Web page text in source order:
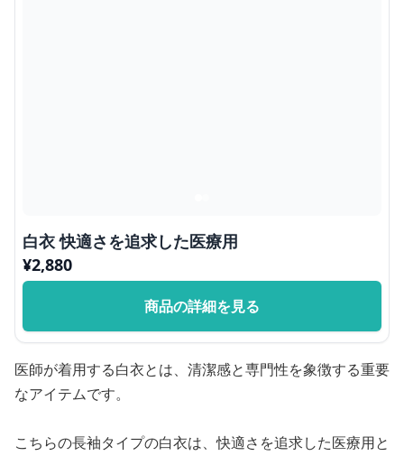
白衣 快適さを追求した医療用
¥2,880
商品の詳細を見る
医師が着用する白衣とは、清潔感と専門性を象徴する重要
なアイテムです。
こちらの長袖タイプの白衣は、快適さを追求した医療用と